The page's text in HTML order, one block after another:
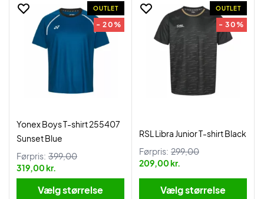
OUTLET
- 20%
Yonex Boys T-shirt 255407
Sunset Blue
Førpris: 399,00
319,00 kr.
Vælg størrelse
OUTLET
- 30%
RSL Libra Junior T-shirt Black
Førpris: 299,00
209,00 kr.
Vælg størrelse